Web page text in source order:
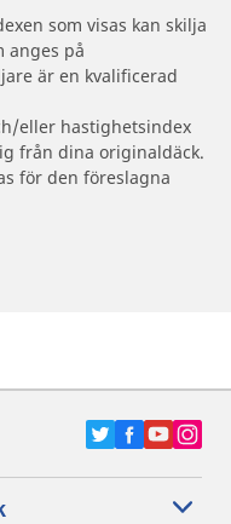
som visas kan skilja
anges på
är en kvalificerad
eller hastighetsindex
från dina originaldäck.
för den föreslagna